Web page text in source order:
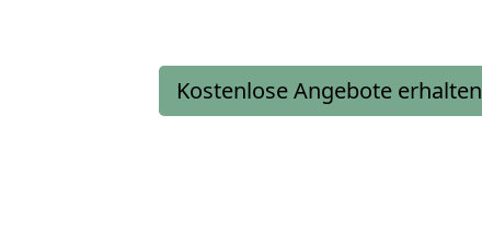
Kostenlose Angebote erhalten